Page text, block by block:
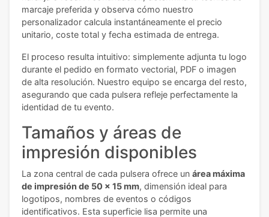
marcaje preferida y observa cómo nuestro
personalizador calcula instantáneamente el precio
unitario, coste total y fecha estimada de entrega.
El proceso resulta intuitivo: simplemente adjunta tu logo
durante el pedido en formato vectorial, PDF o imagen
de alta resolución. Nuestro equipo se encarga del resto,
asegurando que cada pulsera refleje perfectamente la
identidad de tu evento.
Tamaños y áreas de
impresión disponibles
La zona central de cada pulsera ofrece un área máxima
de impresión de 50 x 15 mm, dimensión ideal para
logotipos, nombres de eventos o códigos
identificativos. Esta superficie lisa permite una